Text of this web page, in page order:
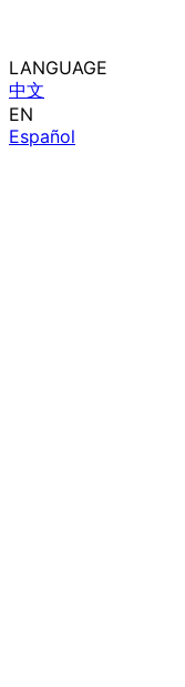
LANGUAGE
中文
EN
Español